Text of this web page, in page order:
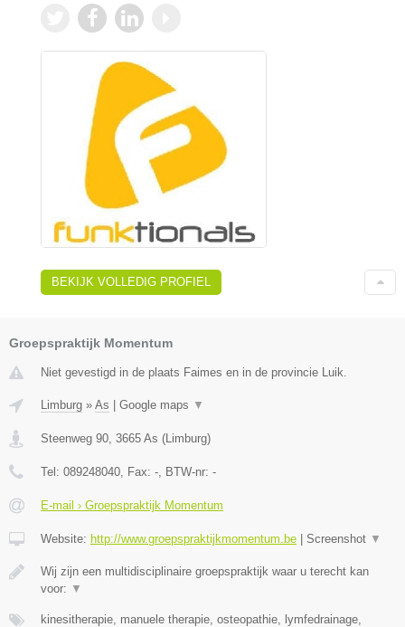
BEKIJK VOLLEDIG PROFIEL
Groepspraktijk Momentum
Niet gevestigd in de plaats Faimes en in de provincie Luik.
Limburg » As | Google maps ▼
Steenweg 90 3665 As (Limburg)
Tel: 089248040 , Fax: - , BTW-nr: -
E-mail › Groepspraktijk Momentum
Website: http://www.groepspraktijkmomentum.be | Screenshot ▼
Wij zijn een multidisciplinaire groepspraktijk waar u terecht kan
voor: ▼
kinesitherapie, manuele therapie, osteopathie, lymfedrainage,